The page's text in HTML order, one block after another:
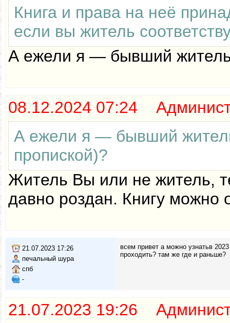
Книга и права на неё
если вы житель
А ежели я — бывший житель
08.12.2024 07:24
А ежели я — бывший
пропиской)?
Житель Вы или не житель,
давно роздан. Книгу можно
21.07.2023 17:26
печальный шура
спб
-
всем привет а можно узнатьв
проходить? там же где и раньше?
21.07.2023 19:26